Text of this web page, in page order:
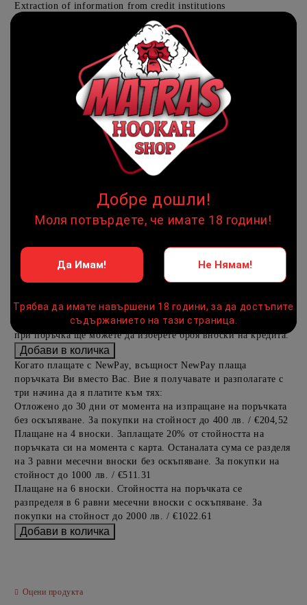
Extraction of information from credit institutions
Предоставената таблица е с информационна цел. Добавете
продукта в количката си с бутона "Добави в количката" и
при поръчка ще можете да изберете броя вноски на кредита.
Acest tabel are caracter informativ. Adăugați produsul în coșul
de cumpărături unde veți putea selecta detaliile cererii de
Предоставената таблица е с информационна цел. Добавете
продукта в количката си с бутона "Добави в количката" и
при поръчка ще можете да изберете броя вноски на кредита.
Предоставената таблица е с информационна цел. Добавете
продукта в количката си с бутона "Добави в количката" и
при поръчка ще можете да изберете броя вноски на кредита.
Предоставената таблица е с информационна цел. Добавете
продукта в количката си с бутона "Добави в количката" и
при поръчка ще можете да изберете броя вноски на кредита.
Предоставената таблица е с информационна цел. Добавете
продукта в количката си с бутона "Добави в количката" и
при поръчка ще можете да изберете броя вноски на кредита.
Когато плащате с NewPay, всъщност NewPay плаща
поръчката Ви вместо Вас. Вие я получавате и разполагате с
три начина да я платите към тях:
Отложено до 30 дни от момента на изпращане на поръчката
без оскъпяване. За покупки на стойност до 400 лв. / €204,52
Плащане на 4 вноски. Заплащате 20% от стойността на
поръчката си на момента с карта. Останалата сума се разделя
на 3 равни месечни вноски без оскъпяване. За покупки на
стойност до 1000 лв. / €511.31
Плащане на 6 вноски. Стойността на поръчката се
разпределя в 6 равни месечни вноски с оскъпяване. За
покупки на стойност до 2000 лв. / €1022.61
Оцени продукта
Добре дошли!
Моля потвърдете, че имате 18 години!
Да Имам! Не Нямам!
Трябва да имате навършени 18 години, за да достъпите
съдържанието на тази страница.